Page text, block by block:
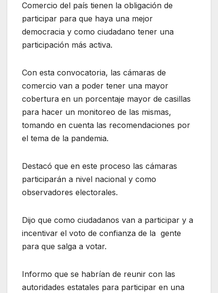
Comercio del país tienen la obligación de
participar para que haya una mejor
democracia y como ciudadano tener una
participación más activa.
Con esta convocatoria, las cámaras de
comercio van a poder tener una mayor
cobertura en un porcentaje mayor de casillas
para hacer un monitoreo de las mismas,
tomando en cuenta las recomendaciones por
el tema de la pandemia.
Destacó que en este proceso las cámaras
participarán a nivel nacional y como
observadores electorales.
Dijo que como ciudadanos van a participar y a
incentivar el voto de confianza de la gente
para que salga a votar.
Informo que se habrían de reunir con las
autoridades estatales para participar en una